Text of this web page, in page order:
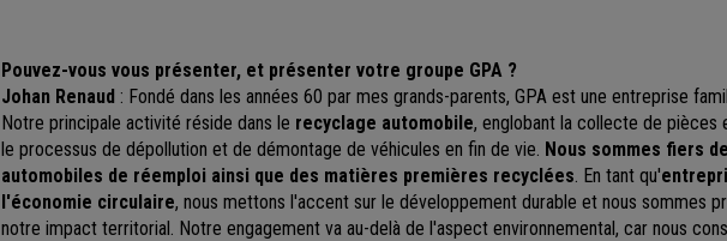
Pouvez-vous vous présenter, et présenter votre groupe GPA ?
Johan Renaud : Fondé dans les années 60 par mes grands-parents, GPA est une entreprise
Notre principale activité réside dans le recyclage automobile, englobant la collecte de pièces
le processus de dépollution et de démontage de véhicules en fin de vie. Nous sommes fiers
automobiles de réemploi ainsi que des matières premières recyclées . En tant qu'
l'économie circulaire, nous mettons l'accent sur le développement durable et nous sommes
notre impact territorial. Notre engagement va au-delà de l'aspect environnemental, car nous